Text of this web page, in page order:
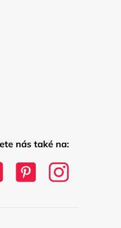
nás také na: